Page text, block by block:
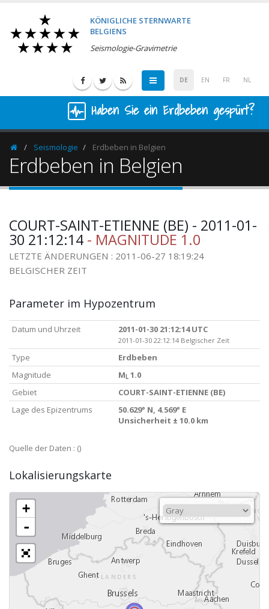
KÖNIGLICHE STERNWARTE
BELGIENS
Seismologie-Gravimetrie
DE EN FR NL
Haben Sie ein Erdbeben gespürt?
HomepageSeismologie Erdbeben in Belgien
Erdbeben in Belgien
COURT-SAINT-ETIENNE (BE) - 2011-01-
30 21:12:14 - MAGNITUDE 1.0
LETZTE ÄNDERUNGEN : 2011-06-27 18:19:24
BELGISCHER ZEIT
Parameter im Hypozentrum
Datum und Uhrzeit 2011-01-30 21:12:14 UTC
2011-01-30 22:12:14 Belgischer Zeit
Type
Erdbeben
Magnitude
M L 1.0
Gebiet
COURT-SAINT-ETIENNE (BE)
Lage des Epizentrums
50.629° N, 4.569° E
Unsicherheit ± 10.0 km
Quelle der Daten : ()
Lokalisierungskarte
+
-